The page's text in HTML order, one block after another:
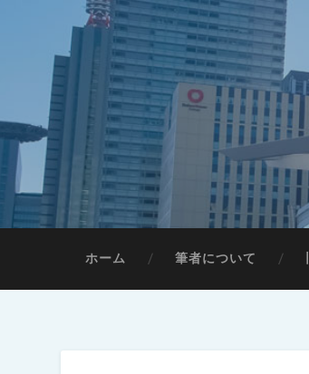
ホーム 筆者について